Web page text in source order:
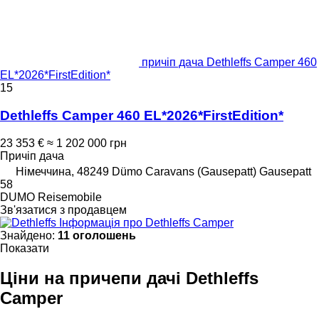
причіп дача Dethleffs Camper 460
EL*2026*FirstEdition*
15
Dethleffs Camper 460 EL*2026*FirstEdition*
23 353 € ≈ 1 202 000 грн
Причіп дача
Німеччина, 48249 Dümo Caravans (Gausepatt) Gausepatt
58
DUMO Reisemobile
Зв'язатися з продавцем
Інформація про Dethleffs Camper
Знайдено: 11 оголошень
Показати
Ціни на причепи дачі Dethleffs
Camper